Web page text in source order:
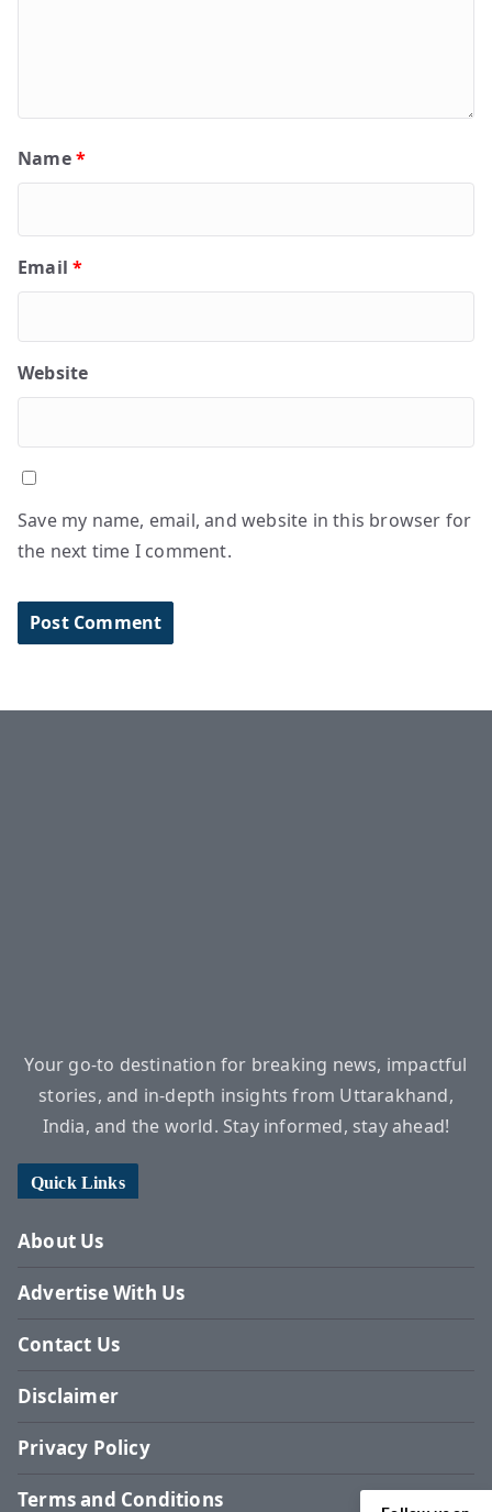
Name*
Email*
Website
Save my name, email, and website in this browser for
the next time I comment.
Your go-to destination for breaking news, impactful
stories, and in-depth insights from Uttarakhand,
India, and the world. Stay informed, stay ahead!
Quick Links
About Us
Advertise With Us
Contact Us
Disclaimer
Privacy Policy
Terms and Conditions